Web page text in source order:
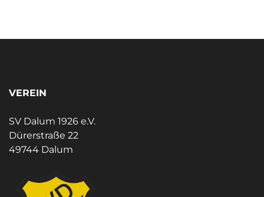
VEREIN
SV Dalum 1926 e.V.
Dürerstraße 22
49744 Dalum